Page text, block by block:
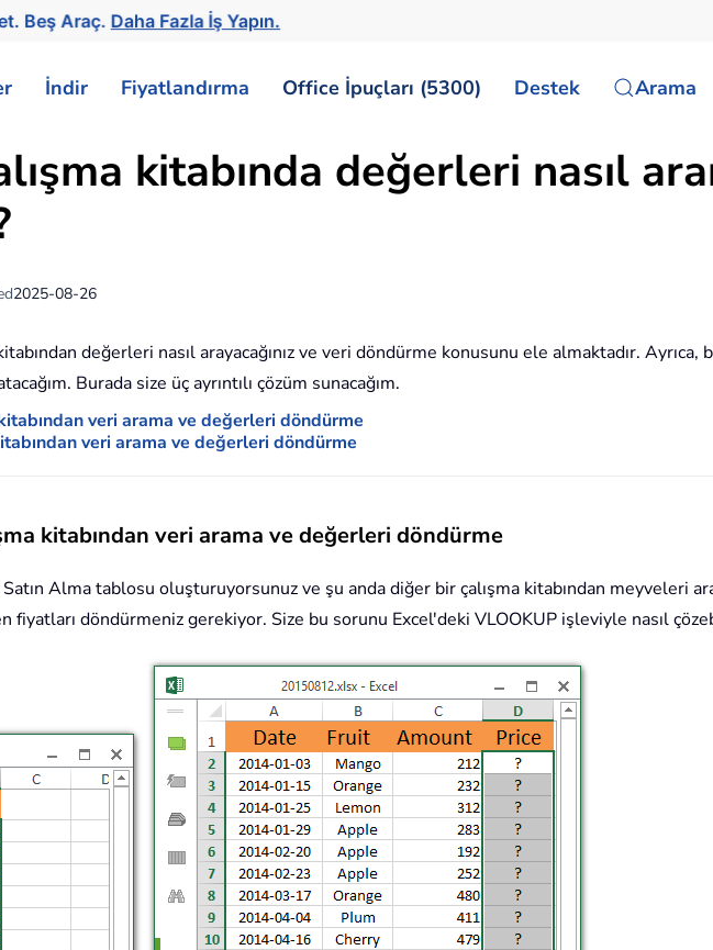
Beş Araç.Daha Fazla İş Yapın.
İndir Fiyatlandırma Office İpuçları (5300) Destek Arama
kitabında değerleri nasıl
2025-08-26
değerleri nasıl arayacağınız ve veri döndürme konusunu ele almaktadır. Ayrıca,
Burada size üç ayrıntılı çözüm sunacağım.
veri arama ve değerleri döndürme
veri arama ve değerleri döndürme
kitabından veri arama ve değerleri döndürme
Alma tablosu oluşturuyorsunuz ve şu anda diğer bir çalışma kitabından meyveleri
fiyatları döndürmeniz gerekiyor. Size bu sorunu Excel'deki VLOOKUP işleviyle nasıl